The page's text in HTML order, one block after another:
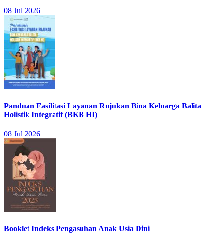
08 Jul 2026
Panduan Fasilitasi Layanan Rujukan Bina Keluarga Balita
Holistik Integratif (BKB HI)
08 Jul 2026
Booklet Indeks Pengasuhan Anak Usia Dini